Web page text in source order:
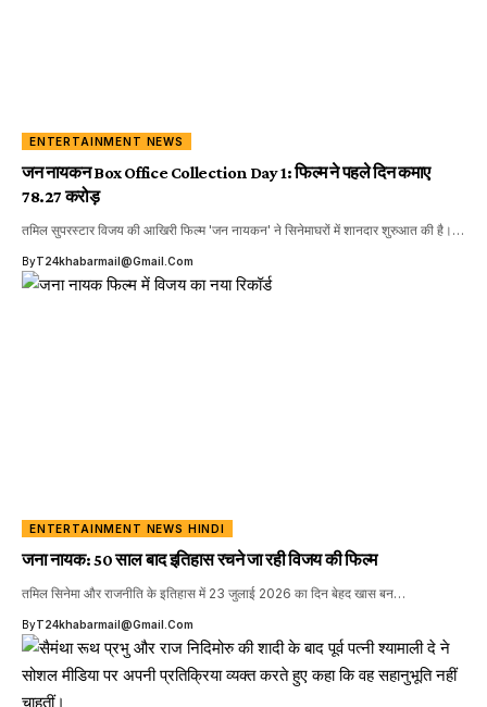
ENTERTAINMENT NEWS
जन नायकन Box Office Collection Day 1: फिल्म ने पहले दिन कमाए
78.27 करोड़
तमिल सुपरस्टार विजय की आखिरी फिल्म 'जन नायकन' ने सिनेमाघरों में शानदार शुरुआत की है।…
ByT24khabarmail@gmail.com
ENTERTAINMENT NEWS HINDI
जना नायक: 50 साल बाद इतिहास रचने जा रही विजय की फिल्म
तमिल सिनेमा और राजनीति के इतिहास में 23 जुलाई 2026 का दिन बेहद खास बन…
ByT24khabarmail@gmail.com